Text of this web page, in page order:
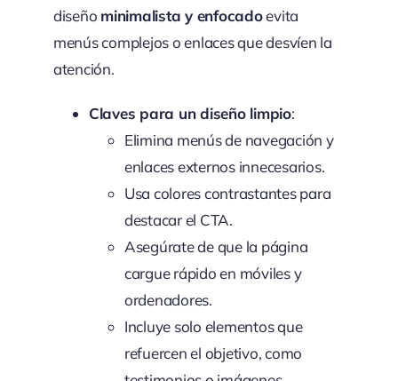
diseño minimalista y enfocadoevita
menús complejos o enlaces que desvíen la
atención.
Claves para un diseño limpio:
Elimina menús de navegación y
enlaces externos innecesarios.
Usa colores contrastantes para
destacar el CTA.
Asegúrate de que la página
cargue rápido en móviles y
ordenadores.
Incluye solo elementos que
refuercen el objetivo, como